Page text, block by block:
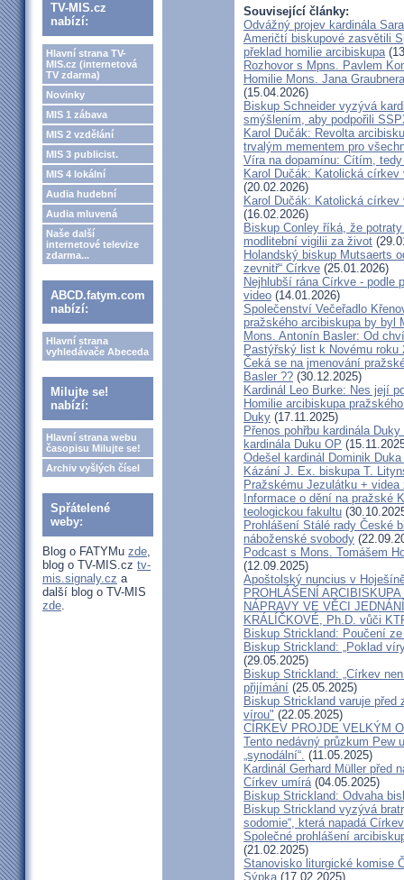
TV-MIS.cz
nabízí:
Hlavní strana TV-
MIS.cz (internetová
TV zdarma)
Novinky
MIS 1 zábava
MIS 2 vzdělání
MIS 3 publicist.
MIS 4 lokální
Audia hudební
Audia mluvená
Naše další
internetové televize
zdarma...
ABCD.fatym.com
nabízí:
Hlavní strana
vyhledávače Abeceda
Milujte se!
nabízí:
Hlavní strana webu
časopisu Milujte se!
Archiv vyšlých čísel
Spřátelené
weby:
Blog o FATYMu zde,
blog o TV-MIS.cz tv-
mis.signaly.cz a
další blog o TV-MIS
zde.
Související články:
Odvážný projev kardinála
Američtí biskupové zasvětili
překlad homilie arcibiskupa
Rozhovor s Mpns. Pavlem
Homilie Mons. Jana
(15.04.2026)
Biskup Schneider vyzývá
smýšlením, aby podpořili
Karol Dučák: Revolta
trvalým mementem pro
Víra na dopamínu: Cítím,
Karol Dučák: Katolická
(20.02.2026)
Karol Dučák: Katolická
(16.02.2026)
Biskup Conley říká, že
modlitební vigilii za život
Holandský biskup Mutsaerts
zevnitř“ Církve (25.01.2026)
Nejhlubší rána Církve - podle
video (14.01.2026)
Společenství Večeřadlo
pražského arcibiskupa by byl
Mons. Antonín Basler: Od
Pastýřský list k Novému roku
Čeká se na jmenování
Basler ?? (30.12.2025)
Kardinál Leo Burke: Nes její
Homilie arcibiskupa
Duky (17.11.2025)
Přenos pohřbu kardinála
kardinála Duku OP
Odešel kardinál Dominik
Kázání J. Ex. biskupa T.
Pražskému Jezulátku + videa
Informace o dění na pražské
teologickou fakultu
Prohlášení Stálé rady České
náboženské svobody
Podcast s Mons. Tomášem
(12.09.2025)
Apoštolský nuncius v
PROHLÁŠENÍ
NÁPRAVY VE VĚCI
KRÁLÍČKOVÉ, Ph.D. vůči
Biskup Strickland: Poučení
Biskup Strickland: „Poklad
(29.05.2025)
Biskup Strickland: „Církev
přijímání (25.05.2025)
Biskup Strickland varuje
vírou" (22.05.2025)
CÍRKEV PROJDE VELKÝM
Tento nedávný průzkum Pew
„synodální“. (11.05.2025)
Kardinál Gerhard Müller před
Církev umírá(04.05.2025)
Biskup Strickland: Odvaha
Biskup Strickland vyzývá
sodomie“, která napadá Církev
Společné prohlášení
(21.02.2025)
Stanovisko liturgické komise
Sýpka(17.02.2025)